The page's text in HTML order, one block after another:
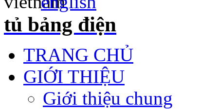
tủ bảng điện
TRANG CHỦ
GIỚI THIỆU
Giới thiệu chung